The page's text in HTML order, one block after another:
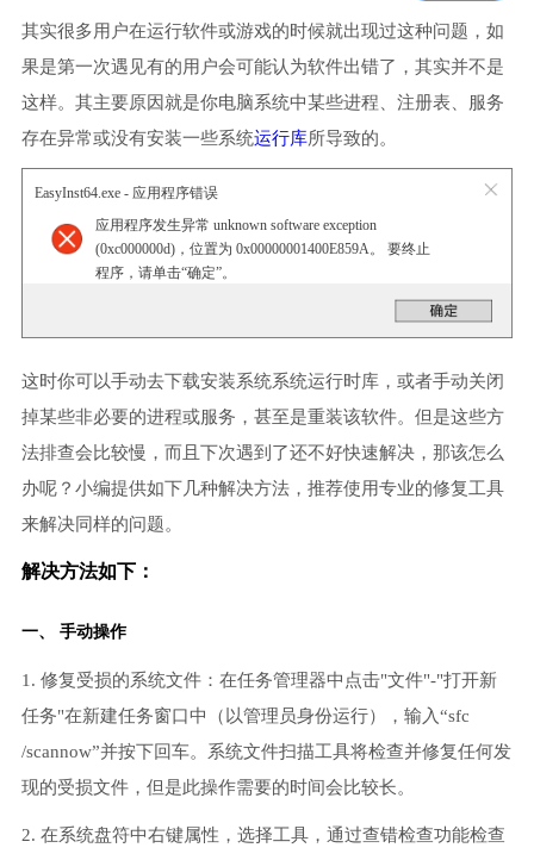
其实很多用户在运行软件或游戏的时候就出现过这种问题，如
果是第一次遇见有的用户会可能认为软件出错了，其实并不是
这样。其主要原因就是你电脑系统中某些进程、注册表、服务
存在异常或没有安装一些系统运行库所导致的。
EasyInst64.exe - 应用程序错误
应用程序发生异常 unknown software exception
(0xc000000d)，位置为 0x00000001400E859A。 要终止
程序，请单击“确定”。
这时你可以手动去下载安装系统系统运行时库，或者手动关闭
掉某些非必要的进程或服务，甚至是重装该软件。但是这些方
法排查会比较慢，而且下次遇到了还不好快速解决，那该怎么
办呢？小编提供如下几种解决方法，推荐使用专业的修复工具
来解决同样的问题。
解决方法如下：
一、 手动操作
1. 修复受损的系统文件：在任务管理器中点击"文件"-"打开新
任务"在新建任务窗口中（以管理员身份运行），输入“sfc
/scannow”并按下回车。系统文件扫描工具将检查并修复任何发
现的受损文件，但是此操作需要的时间会比较长。
2. 在系统盘符中右键属性，选择工具，通过查错检查功能检查